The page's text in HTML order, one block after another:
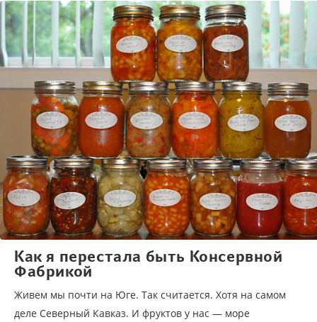
Как я перестала быть Консервной
Фабрикой
Живем мы почти на Юге. Так считается. Хотя на самом
деле Северный Кавказ. И фруктов у нас — море